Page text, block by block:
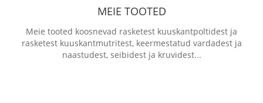
MEIE TOOTED
Meie tooted koosnevad rasketest kuuskantpoltidest ja
rasketest kuuskantmutritest, keermestatud vardadest ja
naastudest, seibidest ja kruvidest...